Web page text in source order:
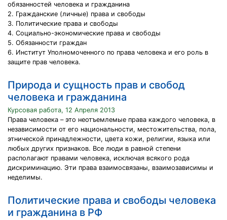
обязанностей человека и гражданина
2. Гражданские (личные) права и свободы
3. Политические права и свободы
4. Социально-экономические права и свободы
5. Обязанности граждан
6. Институт Уполномоченного по права человека и его роль в
защите прав человека.
Природа и сущность прав и свобод
человека и гражданина
Курсовая работа, 12 Апреля 2013
Права человека – это неотъемлемые права каждого человека, в
независимости от его национальности, местожительства, пола,
этнической принадлежности, цвета кожи, религии, языка или
любых других признаков. Все люди в равной степени
располагают правами человека, исключая всякого рода
дискриминацию. Эти права взаимосвязаны, взаимозависимы и
неделимы.
Политические права и свободы человека
и гражданина в РФ